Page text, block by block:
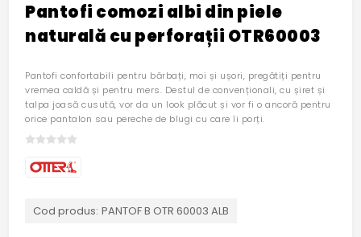
Pantofi comozi albi din piele
naturală cu perforații OTR60003
Pantofi confortabili pentru bărbați, moi și ușori, pregătiți pentru
vremea caldă și pentru mers. Destul de convenționali, cu șiret și
talpa joasă cusută, vor da un look plăcut și vor fi o ancoră pentru
orice pantalon sau pereche de blugi cu care îi porți.
Cod produs: PANTOF B OTR 60003 ALB